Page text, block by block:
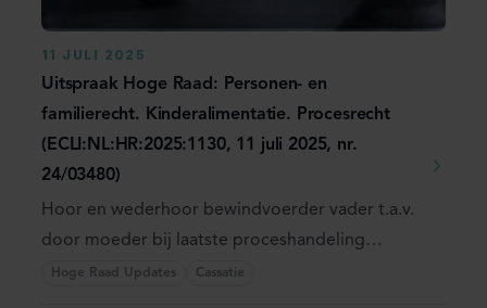
11 JULI 2025
Uitspraak Hoge Raad: Personen- en
familierecht. Kinderalimentatie. Procesrecht
(ECLI:NL:HR:2025:1130, 11 juli 2025, nr.
24/03480)
Hoor en wederhoor bewindvoerder vader t.a.v.
door moeder bij laatste proceshandeling
overgelegde ...
Hoge Raad Updates Cassatie